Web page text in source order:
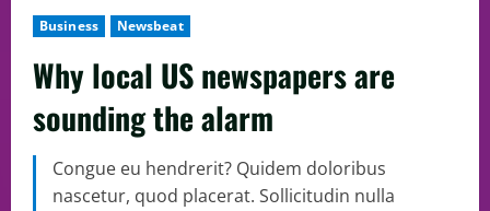
Business Newsbeat
Why local US newspapers are
sounding the alarm
Congue eu hendrerit? Quidem doloribus
nascetur, quod placerat. Sollicitudin nulla